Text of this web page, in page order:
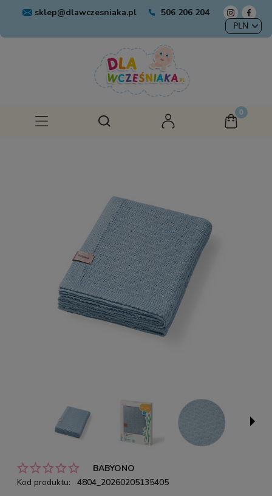
sklep@dlawczesniaka.pl 506 206 204
BABYONO
Kod produktu:
4804_20260205135405